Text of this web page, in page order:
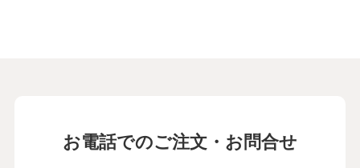
お電話でのご注文・お問合せ